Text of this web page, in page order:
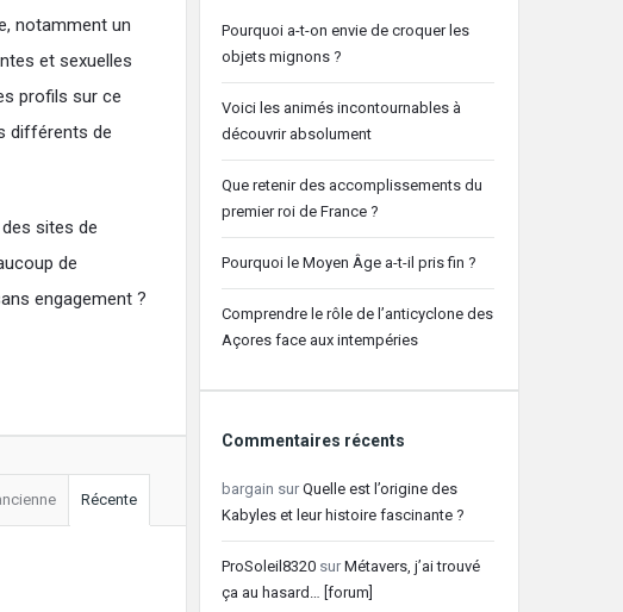
notamment un
et sexuelles
profils sur ce
différents de
sites de
de
engagement ?
Récente
Pourquoi a-t-on envie de croquer les
objets mignons ?
Voici les animés incontournables à
découvrir absolument
Que retenir des accomplissements du
premier roi de France ?
Pourquoi le Moyen Âge a-t-il pris fin ?
Comprendre le rôle de l’anticyclone des
Açores face aux intempéries
Commentaires récents
bargain sur Quelle est l’origine des
Kabyles et leur histoire fascinante ?
ProSoleil8320 sur Métavers, j’ai trouvé
ça au hasard… [forum]